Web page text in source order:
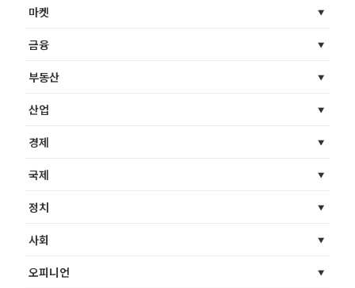
마켓
금융
부동산
산업
경제
국제
정치
사회
오피니언